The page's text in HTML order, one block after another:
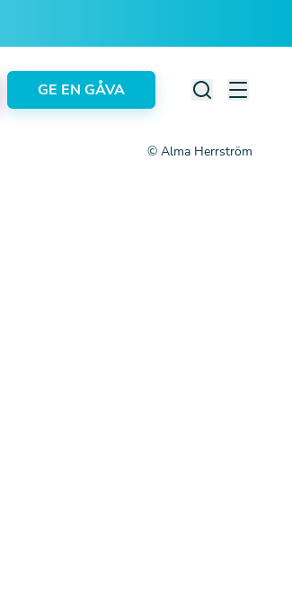
GE EN GÅVA
© Alma Herrström